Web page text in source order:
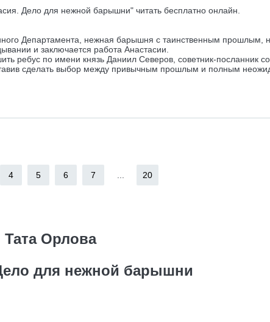
Дело для нежной барышни" читать бесплатно онлайн.
Департамента, нежная барышня с таинственным прошлым,
и заключается работа Анастасии.
ребус по имени князь Даниил Северов, советник-посланник
сделать выбор между привычным прошлым и полным
4 5 6 7 20
Тата Орлова
для нежной барышни